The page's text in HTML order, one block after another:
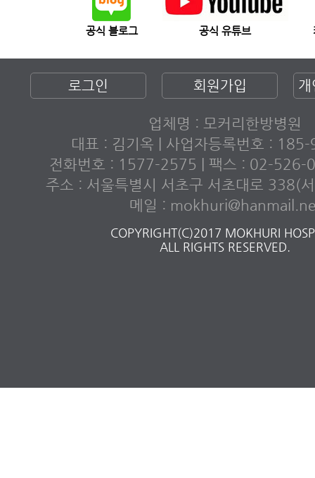
공식 블로그 공식 유튜브
로그인 회원가입 개
업체명 : 모커리한방병원
대표 : 김기옥 | 사업자등록번호 :
전화번호 : 1577-2575 | 팩스 : 02-526-
주소 : 서울특별시 서초구 서초대로 338(
메일 :
COPYRIGHT(C)2017 MOKHURI
ALL RIGHTS RESERVED.